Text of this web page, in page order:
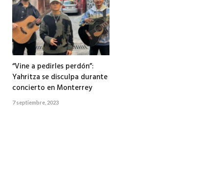
“Vine a pedirles perdón”:
Yahritza se disculpa durante
concierto en Monterrey
7 septiembre, 2023